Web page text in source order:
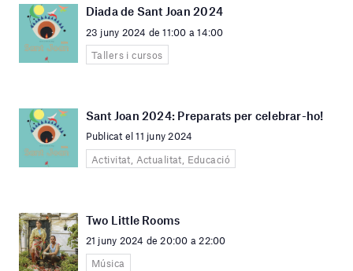
Diada de Sant Joan 2024
23 juny 2024 de 11:00 a 14:00
Tallers i cursos
Sant Joan 2024: Preparats per celebrar-ho!
Publicat el 11 juny 2024
Activitat, Actualitat, Educació
Two Little Rooms
21 juny 2024 de 20:00 a 22:00
Música